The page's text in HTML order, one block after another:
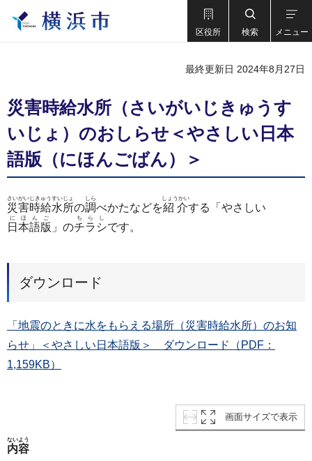
区役所 検索 メニュー
最終更新日 2024年8月27日
災害時給水所（さいがいじきゅうす
いじょ）のおしらせ＜やさしい日本
語版（にほんごばん）＞
災害時給水所
さいがいじきゅうすいじょ
の調
しら
べかたなどを紹介
しょうかい
する「やさしい
日本語版
にほんご
」のチラシ
ちらし
です。
ダウンロード
「地震のときに水をもらえる場所（災害時給水所）のお知
らせ」＜やさしい日本語版＞ ダウンロード（PDF：
1,159KB）
画面サイズで表示
内容
ないよう